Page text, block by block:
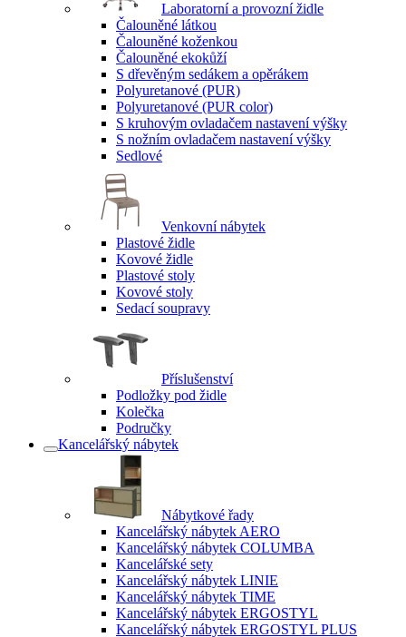
Laboratorní a provozní židle
Čalouněné látkou
Čalouněné koženkou
Čalouněné ekokůží
S dřevěným sedákem a opěrákem
Polyuretanové (PUR)
Polyuretanové (PUR color)
S kruhovým ovladačem nastavení výšky
S nožním ovladačem nastavení výšky
Sedlové
Venkovní nábytek
Plastové židle
Kovové židle
Plastové stoly
Kovové stoly
Sedací soupravy
Příslušenství
Podložky pod židle
Kolečka
Područky
Kancelářský nábytek
Nábytkové řady
Kancelářský nábytek AERO
Kancelářský nábytek COLUMBA
Kancelářské sety
Kancelářský nábytek LINIE
Kancelářský nábytek TIME
Kancelářský nábytek ERGOSTYL
Kancelářský nábytek ERGOSTYL PLUS